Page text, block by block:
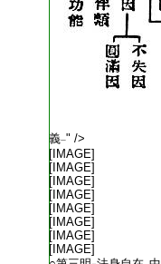
義一" />
[IMAGE]
[IMAGE]
[IMAGE]
[IMAGE]
[IMAGE]
[IMAGE]
[IMAGE]
[IMAGE]